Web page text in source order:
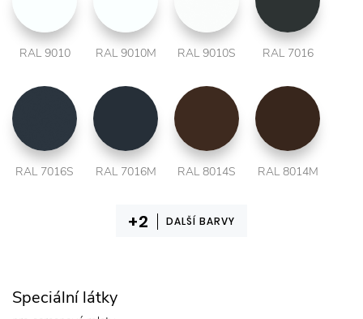
RAL 9010 RAL 9010M RAL 9010S RAL 7016
RAL 7016S RAL 7016M RAL 8014S RAL 8014M
DALŠÍ BARVY
Speciální látky